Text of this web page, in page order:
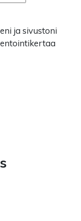
ja sivustoni